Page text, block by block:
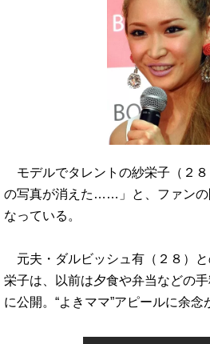
モデルでタレントの紗栄子（２
の写真が消えた……」と、ファンの
なっている。
元夫・ダルビッシュ有（２８）
栄子は、以前は夕食や弁当などの
に公開。“よきママ”アピールに余